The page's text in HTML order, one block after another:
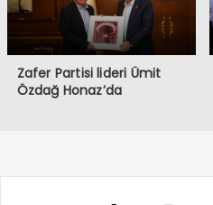
Zafer Partisi lideri Ümit
Özdağ Honaz’da